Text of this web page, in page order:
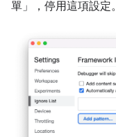
單」 ，停用這項設定。